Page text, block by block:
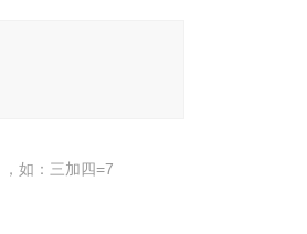
如：三加四=7